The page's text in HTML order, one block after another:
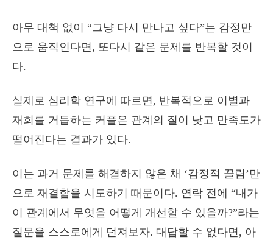
아무 대책 없이 “그냥 다시 만나고 싶다”는 감정만
으로 움직인다면, 또다시 같은 문제를 반복할 것이
다.
실제로 심리학 연구에 따르면, 반복적으로 이별과
재회를 거듭하는 커플은 관계의 질이 낮고 만족도가
떨어진다는 결과가 있다.
이는 과거 문제를 해결하지 않은 채 ‘감정적 끌림’만
으로 재결합을 시도하기 때문이다. 연락 전에 “내가
이 관계에서 무엇을 어떻게 개선할 수 있을까?”라는
질문을 스스로에게 던져보자. 대답할 수 없다면, 아